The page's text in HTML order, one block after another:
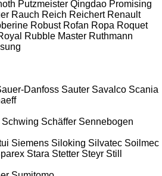
Putzmeister Qingdao Promising
Rauch Reich Reichert Renault
Robust Rofan Ropa Roquet
Rubble Master Ruthmann
Danfoss Sauter Savalco Scania
Schwing Schäffer Sennebogen
Siemens Siloking Silvatec Soilmec
Stara Stetter Steyr Still